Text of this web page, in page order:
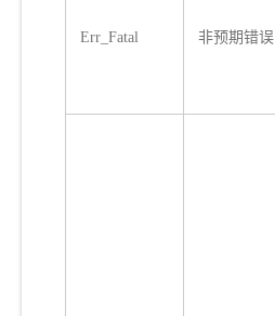
Err_Fatal 非预期错误